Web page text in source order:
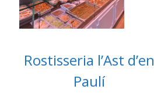
Rostisseria l’Ast d’en
Paulí